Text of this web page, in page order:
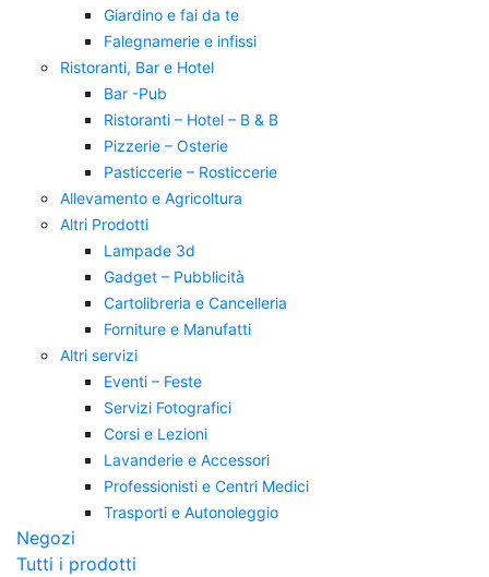
Giardino e fai da te
Falegnamerie e infissi
Ristoranti, Bar e Hotel
Bar -Pub
Ristoranti – Hotel – B & B
Pizzerie – Osterie
Pasticcerie – Rosticcerie
Allevamento e Agricoltura
Altri Prodotti
Lampade 3d
Gadget – Pubblicità
Cartolibreria e Cancelleria
Forniture e Manufatti
Altri servizi
Eventi – Feste
Servizi Fotografici
Corsi e Lezioni
Lavanderie e Accessori
Professionisti e Centri Medici
Trasporti e Autonoleggio
Negozi
Tutti i prodotti